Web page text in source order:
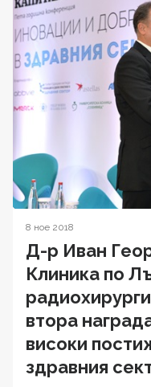
8 ное 2018
Д-р Иван
Клиника по
втора
високи
здравния